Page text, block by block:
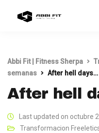
Abbi Fit | Fitness Sherpa
semanas
After hell days…
After hell
Last updated on octubre
Transformacion